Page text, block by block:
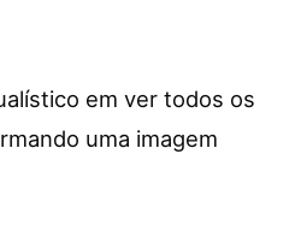
em ver todos os
uma imagem